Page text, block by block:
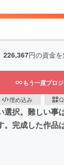
226,367円の資金を
もう一度プロ
埋め込み
択。難しい
完成した作